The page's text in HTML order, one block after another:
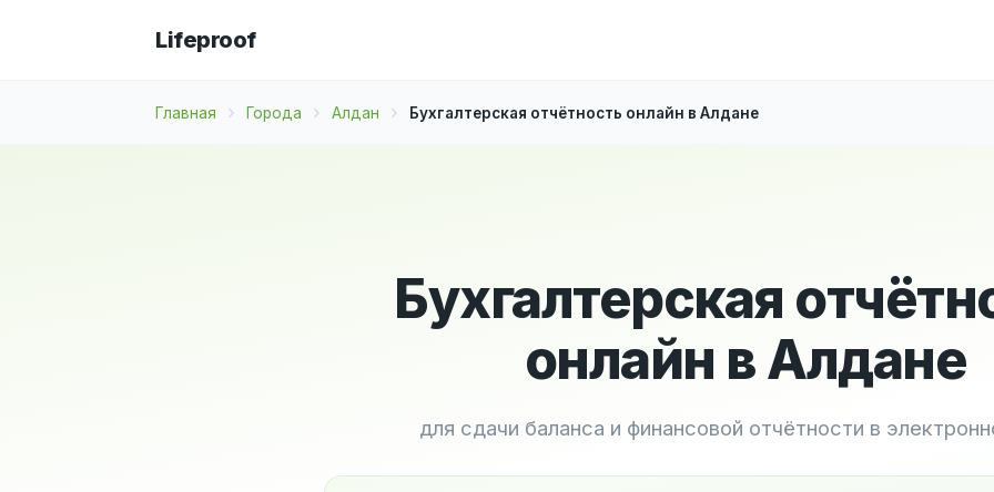
Lifeproof
Главная Города Алдан Бухгалтерская отчётность онлайн в Алдане
Бухгалтерская
онлайн в Алдане
для сдачи баланса и финансовой отчётности в